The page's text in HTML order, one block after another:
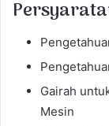
Gairah
Mesin